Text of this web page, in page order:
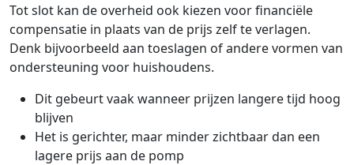
Tot slot kan de overheid ook kiezen voor financiële
compensatie in plaats van de prijs zelf te verlagen.
Denk bijvoorbeeld aan toeslagen of andere vormen van
ondersteuning voor huishoudens.
Dit gebeurt vaak wanneer prijzen langere tijd hoog
blijven
Het is gerichter, maar minder zichtbaar dan een
lagere prijs aan de pomp